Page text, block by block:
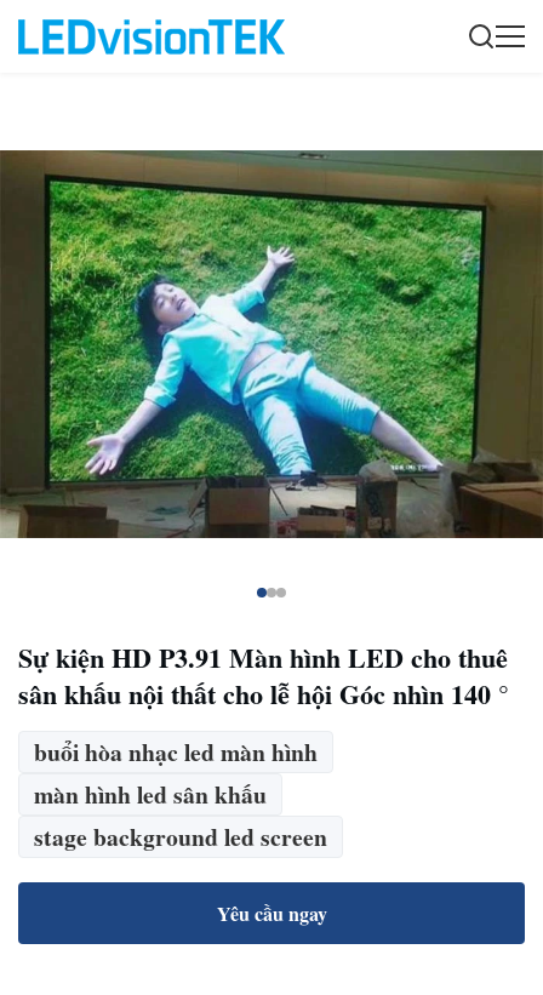
Sự kiện HD P3.91 Màn hình LED cho thuê
sân khấu nội thất cho lễ hội Góc nhìn 140 °
buổi hòa nhạc led màn hình
màn hình led sân khấu
stage background led screen
Yêu cầu ngay